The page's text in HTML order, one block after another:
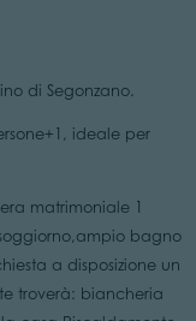
di Segonzano.
ideale per
matrimoniale 1
bagno
a disposizione un
troverà: biancheria